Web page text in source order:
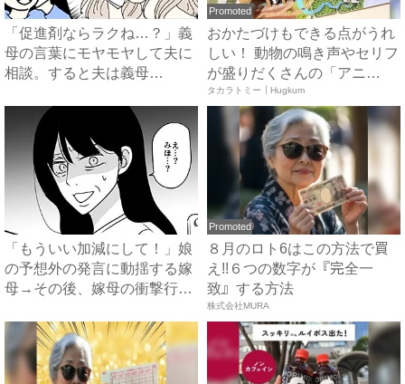
「促進剤ならラクね…？」義
母の言葉にモヤモヤして夫に
相談。すると夫は義母
Promoted
おかたづけもできる点がうれ
しい！ 動物の鳴き声やセリフ
が盛りだくさんの「アニ
ア ...
タカラトミー｜Hugkum
「もういい加減にして！」娘
の予想外の発言に動揺する嫁
母→その後、嫁母の衝撃行動
Promoted
８月のロト6はこの方法で買
え!!６つの数字が『完全一
致』する方法
株式会社MURA